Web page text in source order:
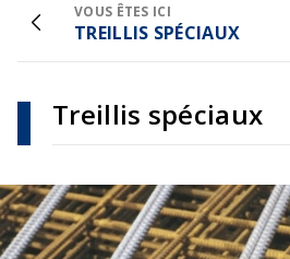
VOUS ÊTES ICI
TREILLIS SPÉCIAUX
Treillis spéciaux